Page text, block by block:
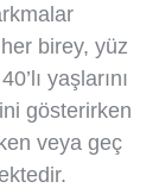
birey, yüz
yaşlarını
gösterirken
veya geç